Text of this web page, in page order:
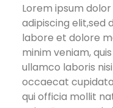
Lorem ipsum
adipiscing elit,sed
labore et dolore
minim veniam,
ullamco laboris
occaecat
qui officia mollit